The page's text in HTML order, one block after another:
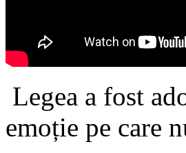
Legea a fost
emoție pe care